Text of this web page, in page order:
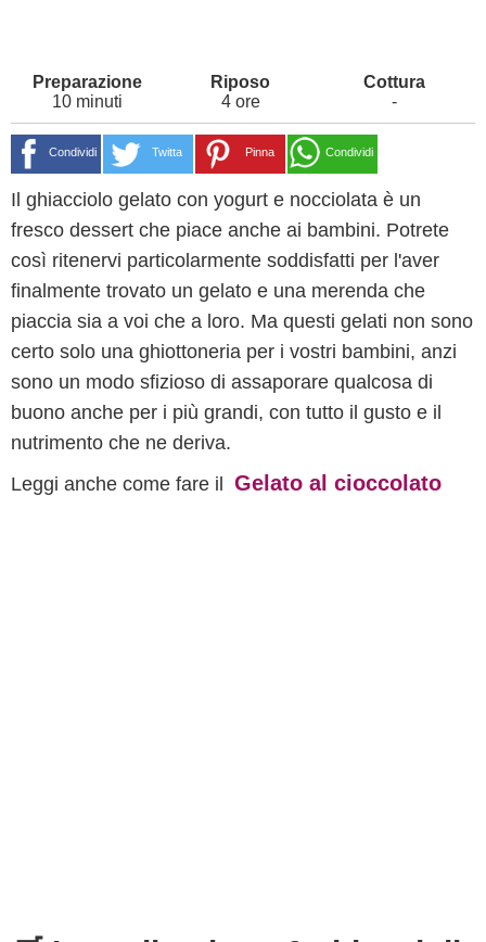
10 minuti 4 ore -
Condividi Twitta Pinna Condividi
Il ghiacciolo gelato con yogurt e nocciolata è un
fresco dessert che piace anche ai bambini. Potrete
così ritenervi particolarmente soddisfatti per l'aver
finalmente trovato un gelato e una merenda che
piaccia sia a voi che a loro. Ma questi gelati non sono
certo solo una ghiottoneria per i vostri bambini, anzi
sono un modo sfizioso di assaporare qualcosa di
buono anche per i più grandi, con tutto il gusto e il
nutrimento che ne deriva.
Leggi anche come fare il Gelato al cioccolato